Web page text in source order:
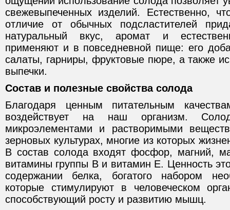
свежевыпеченных изделий. Естественно,
отличие от обычных подсластителей
натуральный вкус, аромат и
применяют и в повседневной пище: его
салаты, гарниры, фруктовые пюре, а также
выпечки.
Состав и полезные свойства солода
Благодаря ценным питательным
воздействует на наш организм.
микроэлементами и растворимыми
зерновых культурах, многие из которых
В состав солода входят фосфор, магний,
витамины группы В и витамин Е. Ценность
содержании белка, богатого набором
которые стимулируют в человеческом
способствующий росту и развитию мышц.